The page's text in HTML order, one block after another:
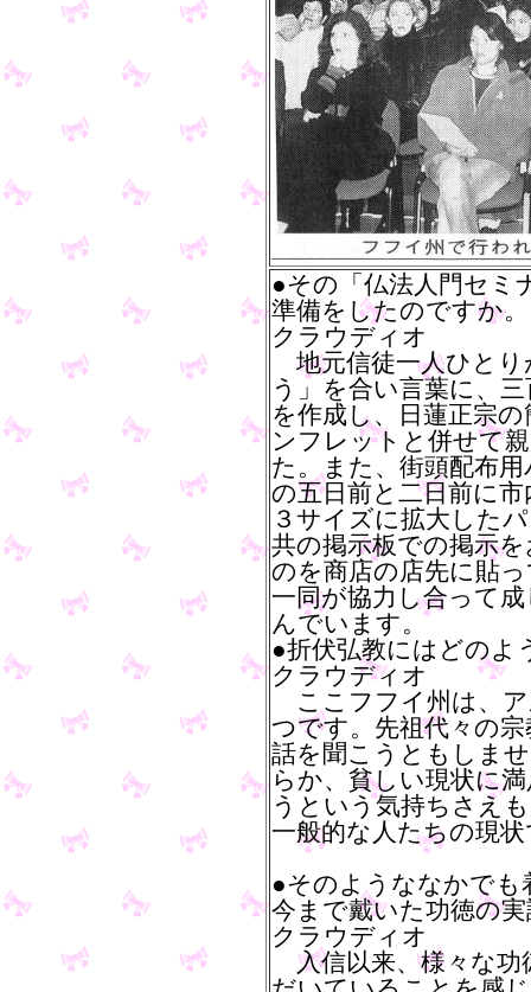
●その「仏法人門セミ
準備をしたのですか。
クラウディオ
地元信徒一人ひとり
う」を合い言葉に、
を作成し、日蓮正宗
ンフレットと併せて
た。また、街頭配布
の五日前と二日前に
３サイズに拡大した
共の掲示板での掲示
のを商店の店先に貼
一同が協力し合って
んでいます。
●折伏弘教にはどのよ
クラウディオ
ここフフイ州は、
つです。先祖代々の
話を聞こうともしま
らか、貧しい現状に
うという気持ちさえ
一般的な人たちの現
●そのようななかでも
今まで戴いた功徳の
クラウディオ
入信以来、様々な功